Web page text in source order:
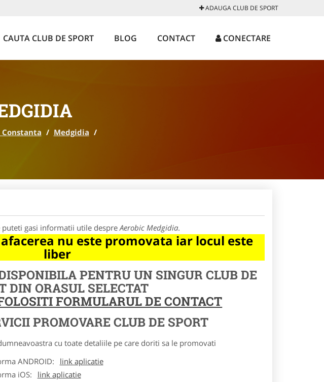
ADAUGA CLUB DE SPORT
CAUTA CLUB DE SPORT BLOG CONTACT CONECTARE
Constanta / Medgidia /
puteti gasi informatii utile despreAerobic Medgidia.
nu este promovata iar locul este
liber
PENTRU UN SINGUR CLUB DE
DIN ORASUL SELECTAT
FORMULARUL DE CONTACT
PROMOVARE CLUB DE SPORT
cu toate detaliile pe care doriti sa le promovati
ANDROID:
link aplicatie
iOS:
link aplicatie